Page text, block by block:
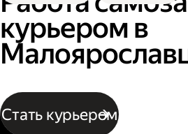
курьером в
Стать курьером